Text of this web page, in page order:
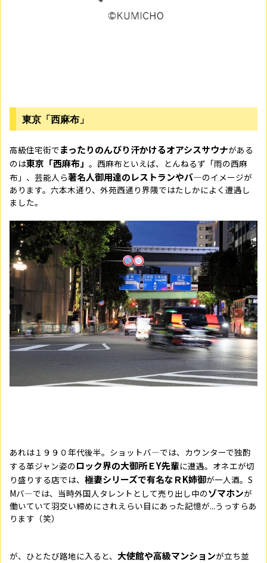
東京「西麻布」
高級住宅街でまったりのんびり汗かけるオアシスサウナがある
のは東京「西麻布」 。西麻布といえば、とんねるず「雨の西麻
布」、芸能人ら著名人御用達のレストランやバ―のイメージが
あります。六本木通り、外苑西通り界隈ではたしかによく遭遇し
ました。
あれは１９９０年代後半。ショットバ―では、カウンターで独酌
する革ジャン姿の ロック界の大御所ＥY先輩に遭遇。オネエが切
り盛りする店では、 極妻シリーズで有名なＲK姉御が一人酒。S
Mバ―では、当時外国人タレントとして売り出し中のゾマホンが
働いていて羽交い締めにされえらい目にあった記憶が...うっすらあ
ります（笑）
が、ひとたび路地に入ると、 大使館や高級マンションが立ち並